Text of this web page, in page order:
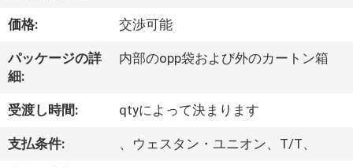
に
つ
い
て
価格: 交渉可能
パッケージの詳
細:
内部のopp袋および外のカートン箱
受渡し時間: qtyによって決まります
支払条件: 、ウェスタン・ユニオン、T/T、